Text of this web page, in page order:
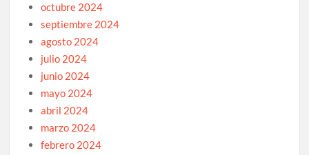
octubre 2024
septiembre 2024
agosto 2024
julio 2024
junio 2024
mayo 2024
abril 2024
marzo 2024
febrero 2024